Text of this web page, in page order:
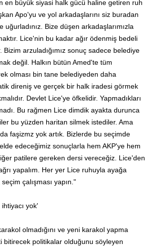
en büyük siyasi halk gücü haline getiren ruh
Apo'yu ve yol arkadaşlarını siz buradan
Bize düşen arkadaşlarımızla
Lice'nin bu kadar ağır ödenmiş bedeli
arzuladığımız sonuç sadece belediye
değil. Halkın bütün Amed'te tüm
olması bin tane belediyeden daha
direniş ve gerçek bir halk iradesi görmek
Devlet Lice'ye öfkelidir. Yapmadıkları
Bu rağmen Lice dimdik ayakta durunca
bu yüzden haritan silmek istediler. Ama
faşizmz yok artık. Bizlerde bu seçimde
edeceğimiz sonuçlarla hem AKP'ye hem
patilere gereken dersi vereceğiz. Lice'den
yapalım. Her yer Lice ruhuyla ayağa
çalışması yapın."
yok'
olmadığını ve yeni karakol yapma
bitirecek politikalar olduğunu söyleyen